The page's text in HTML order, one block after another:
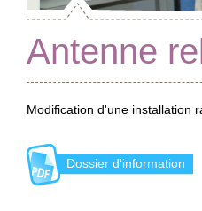
Antenne
Modification d'une installation
Dossier d'information